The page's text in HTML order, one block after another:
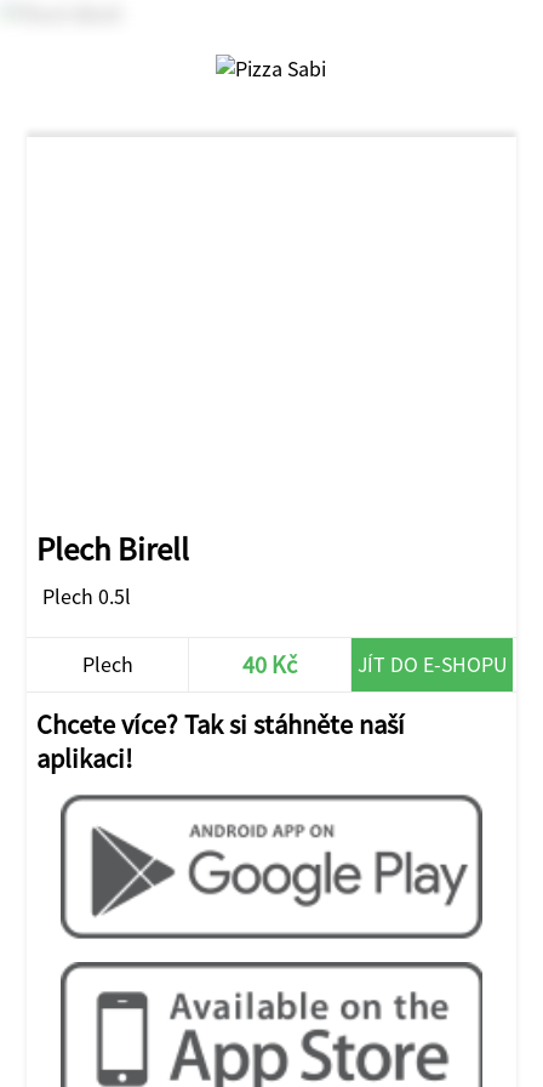
Plech Birell
Plech 0.5l
Plech 40 Kč JÍT DO E-SHOPU
Chcete více? Tak si stáhněte naší
aplikaci!